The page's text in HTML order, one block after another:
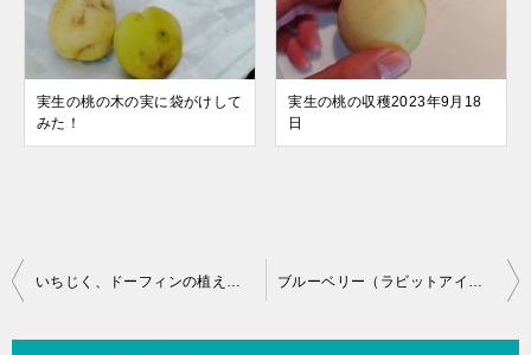
実生の桃の木の実に袋がけして
みた！
実生の桃の収穫2023年9月18
日
いちじく、ドーフィンの植え付け ブルーベリー（ラビットアイ系）の収穫タイミングは？